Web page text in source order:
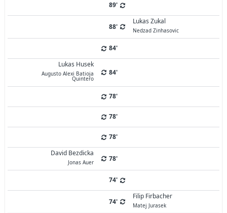
89'
88'
Lukas Zukal
Nedzad Zinhasovic
84'
Lukas Husek
Augusto Alexi Batioja
Quintero
84'
78'
78'
78'
David Bezdicka
Jonas Auer 78'
74'
74'
Filip Firbacher
Matej Jurasek